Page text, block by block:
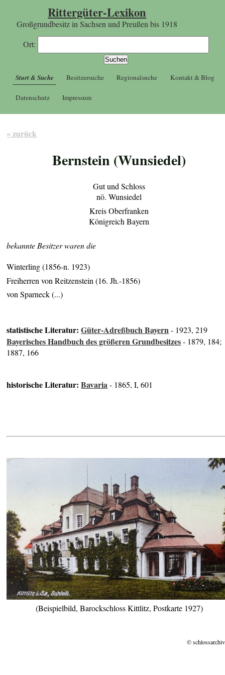
Rittergüter-Lexikon
Großgrundbesitz in Sachsen und Preußen bis 1918
Ort:
Start & Suche Besitzersuche Regionalsuche Kontakt & Blog
Datenschutz Impressum
« zurück
Bernstein (Wunsiedel)
Gut und Schloss
nö. Wunsiedel
Kreis Oberfranken
Königreich Bayern
bekannte Besitzer waren die
Winterling (1856-n. 1923)
Freiherren von Reitzenstein (16. Jh.-1856)
von Sparneck (...)
statistische Literatur:Güter-Adreßbuch Bayern- 1923, 219
Bayerisches Handbuch des größeren Grundbesitzes- 1879, 184;
1887, 166
historische Literatur:Bavaria- 1865, I, 601
(Beispielbild, Barockschloss Kittlitz, Postkarte 1927)
©